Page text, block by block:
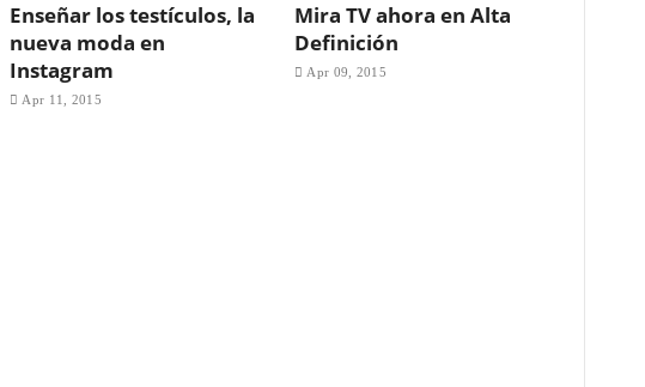
Enseñar los testículos, la
nueva moda en
Instagram
Apr 11, 2015
Mira TV ahora en Alta
Definición
Apr 09, 2015